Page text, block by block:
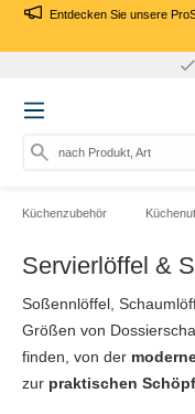
Entdecken Sie unsere
nach Produkt, Art.-Nr.,
Küchenzubehör
Servierlöffel &
Soßennlöffel,
Größen von
finden, von der
zur praktischen